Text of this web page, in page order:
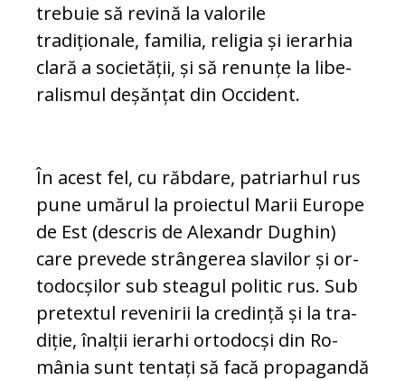
trebuie să revină la valorile
tradiționale, familia, religia și ierarhia
clară a societății, și să renunțe la li­be­
ralismul deșănțat din Occident.
În acest fel, cu răbdare, patriarhul rus
pune umărul la proiectul Marii Eu­ro­pe
de Est (descris de Alexandr Du­ghin)
care prevede strângerea slavilor și or­
to­docșilor sub steagul politic rus. Sub
pretextul revenirii la credință și la tra­
diție, înalții ierarhi ortodocși din Ro­
mânia sunt tentați să facă pro­pa­gandă